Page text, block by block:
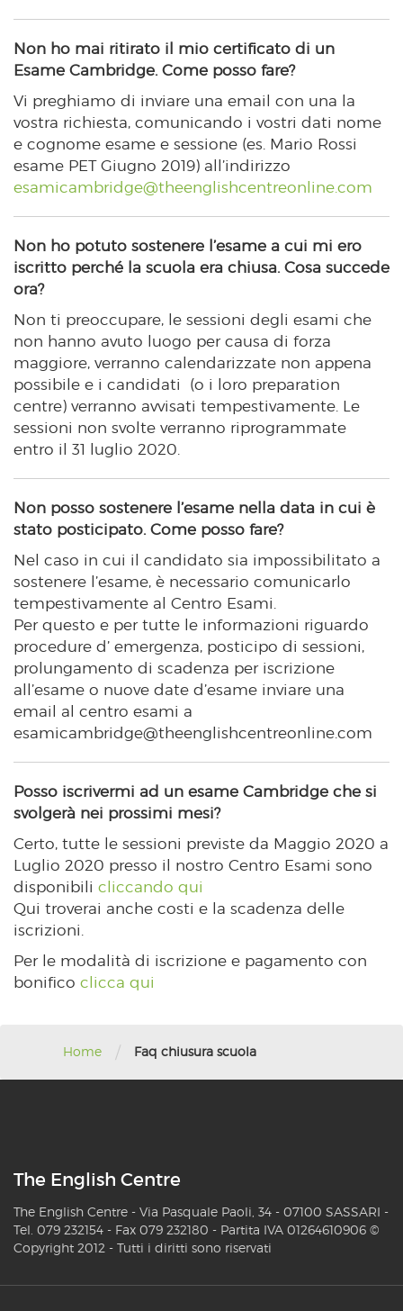
Non ho mai ritirato il mio certificato di un
Esame Cambridge. Come posso fare?
Vi preghiamo di inviare una email con una la
vostra richiesta, comunicando i vostri dati nome
e cognome esame e sessione (es. Mario Rossi
esame PET Giugno 2019) all’indirizzo
esamicambridge@theenglishcentreonline.com
Non ho potuto sostenere l’esame a cui mi ero
iscritto perché la scuola era chiusa. Cosa succede
ora?
Non ti preoccupare, le sessioni degli esami che
non hanno avuto luogo per causa di forza
maggiore, verranno calendarizzate non appena
possibile e i candidati (o i loro preparation
centre) verranno avvisati tempestivamente. Le
sessioni non svolte verranno riprogrammate
entro il 31 luglio 2020.
Non posso sostenere l’esame nella data in cui è
stato posticipato. Come posso fare?
Nel caso in cui il candidato sia impossibilitato a
sostenere l’esame, è necessario comunicarlo
tempestivamente al Centro Esami.
Per questo e per tutte le informazioni riguardo
procedure d’ emergenza, posticipo di sessioni,
prolungamento di scadenza per iscrizione
all’esame o nuove date d’esame inviare una
email al centro esami a
esamicambridge@theenglishcentreonline.com
Posso iscrivermi ad un esame Cambridge che si
svolgerà nei prossimi mesi?
Certo, tutte le sessioni previste da Maggio 2020 a
Luglio 2020 presso il nostro Centro Esami sono
disponibili cliccando qui
Qui troverai anche costi e la scadenza delle
iscrizioni.
Per le modalità di iscrizione e pagamento con
bonifico clicca qui
Home / Faq chiusura scuola
The English Centre
The English Centre - Via Pasquale Paoli, 34 - 07100 SASSARI -
Tel. 079 232154 - Fax 079 232180 - Partita IVA 01264610906 ©
Copyright 2012 - Tutti i diritti sono riservati